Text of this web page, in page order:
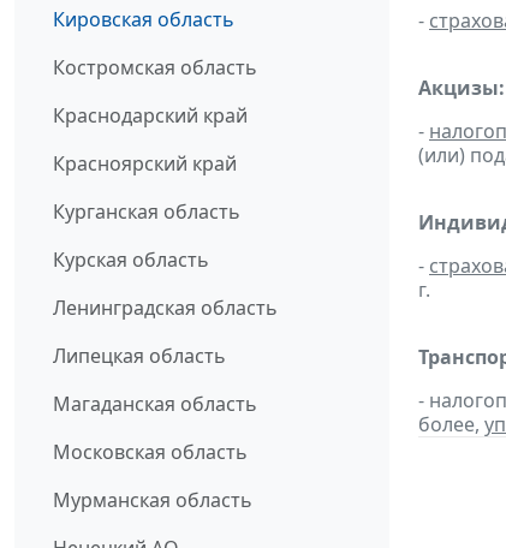
Кировская область
Костромская область
Краснодарский край
Красноярский край
Курганская область
Курская область
Ленинградская область
Липецкая область
Магаданская область
Московская область
Мурманская область
-
Акцизы:
-
(или)
-
г.
-
более,